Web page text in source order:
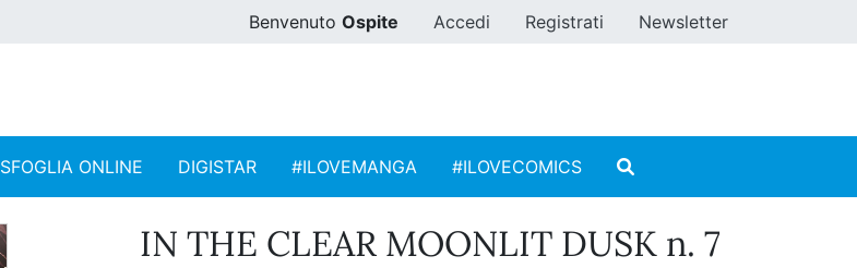
Benvenuto Ospite Accedi Registrati Newsletter
SFOGLIA ONLINE DIGISTAR #ILOVEMANGA #ILOVECOMICS
IN THE CLEAR MOONLIT DUSK n. 7